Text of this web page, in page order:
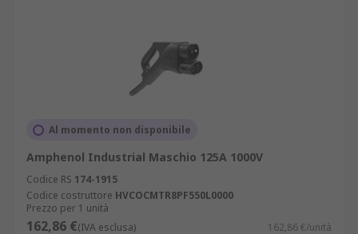
Al momento non disponibile
Amphenol Industrial Maschio 125A 1000V
Codice RS 174-1915
Codice costruttore HVCOCMTR8PF550L0000
Prezzo per 1 unità
162,86 €(IVA esclusa) 162,86 €/unità